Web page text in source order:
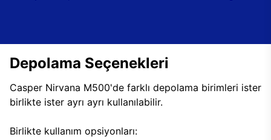
Depolama Seçenekleri
Casper Nirvana M500'de farklı depolama birimleri ister
birlikte ister ayrı ayrı kullanılabilir.
Birlikte kullanım opsiyonları: